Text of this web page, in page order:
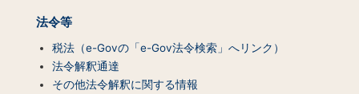
法令等
税法（e-Govの「e-Gov法令検索」へリンク）
法令解釈通達
その他法令解釈に関する情報